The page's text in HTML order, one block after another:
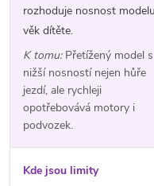
rozhoduje nosnost
věk dítěte.
K tomu:Přetížený model s
nižší nosností nejen hůře
jezdí, ale rychleji
opotřebovává motory i
podvozek.
Kde jsou limity